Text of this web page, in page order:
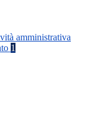
amministrativa
1